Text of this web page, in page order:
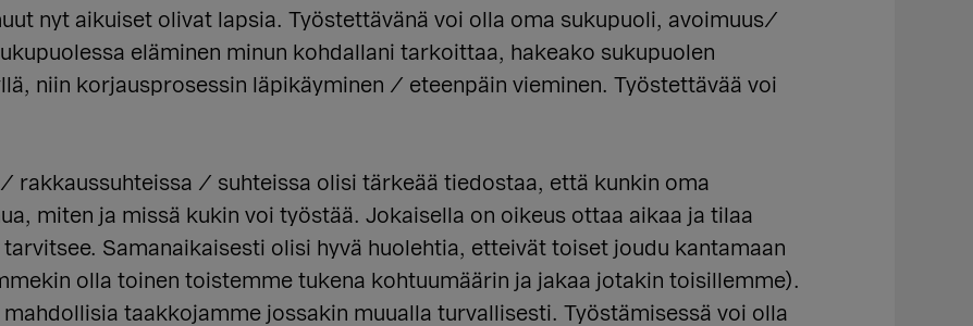
nyt aikuiset olivat lapsia. Työstettävänä voi olla oma sukupuoli, avoimuus/
eläminen minun kohdallani tarkoittaa, hakeako sukupuolen
niin korjausprosessin läpikäyminen / eteenpäin vieminen. Työstettävää voi
rakkaussuhteissa / suhteissa olisi tärkeää tiedostaa, että kunkin oma
miten ja missä kukin voi työstää. Jokaisella on oikeus ottaa aikaa ja tilaa
Samanaikaisesti olisi hyvä huolehtia, etteivät toiset joudu kantamaan
olla toinen toistemme tukena kohtuumäärin ja jakaa jotakin toisillemme).
taakkojamme jossakin muualla turvallisesti. Työstämisessä voi olla